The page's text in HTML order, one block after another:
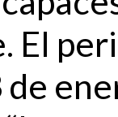
El